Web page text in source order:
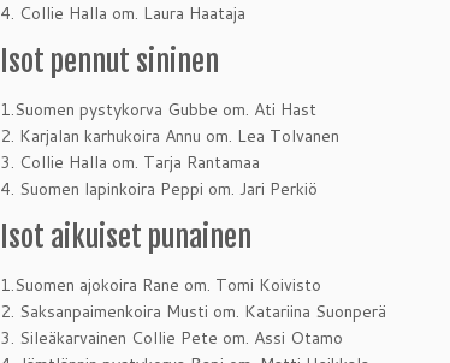
4. Collie Halla om. Laura Haataja
Isot pennut sininen
1.Suomen pystykorva Gubbe om. Ati Hast
2. Karjalan karhukoira Annu om. Lea Tolvanen
3. Collie Halla om. Tarja Rantamaa
4. Suomen lapinkoira Peppi om. Jari Perkiö
Isot aikuiset punainen
1.Suomen ajokoira Rane om. Tomi Koivisto
2. Saksanpaimenkoira Musti om. Katariina Suonperä
3. Sileäkarvainen Collie Pete om. Assi Otamo